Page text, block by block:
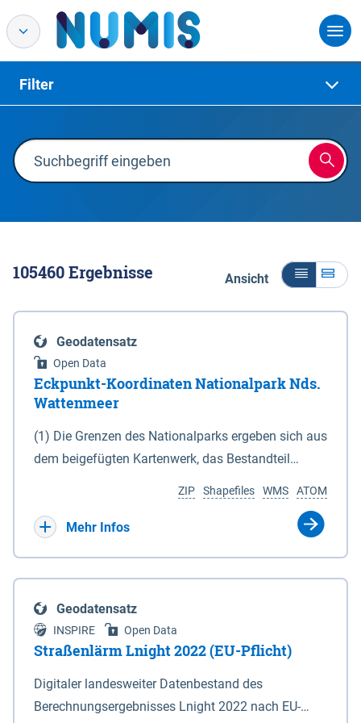
Filter
105460Ergebnisse Ansicht
Geodatensatz
Open Data
Eckpunkt-Koordinaten Nationalpark Nds.
Wattenmeer
(1) Die Grenzen des Nationalparks ergeben sich aus
dem beigefügten Kartenwerk, das Bestandteil
(DTK) im Maßstab 1 : 100 000 (Anlage 2), 2.
verkleinerte Amtliche Karte 1 : 5 000 (AK5) im
projizierte Koordinaten im Europäischen
Terrestrischen Referenzsystem 1989 (ETRS 89) mit
der Universalen Transversalen Mercator-Abbildung
bezogen auf die Zone 32 N (UTM 32N) dargestellt
(Anlage 4); Gleiches gilt für die geografischen
ATOM
WMS
Shapefiles
ZIP
Mehr Infos
Geodatensatz
INSPIRE Open Data
Straßenlärm Lnight 2022 (EU-Pflicht)
Digitaler landesweiter Datenbestand des
Berechnungsergebnisses Lnight 2022 nach EU-